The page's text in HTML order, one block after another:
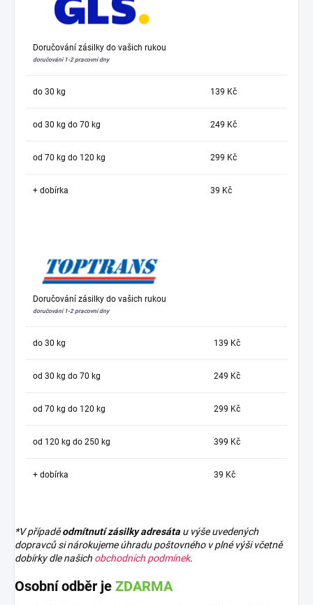
Doručování zásilky do vašich rukou
doručování 1-2 pracovní dny
do 30 kg 139 Kč
od 30 kg do 70 kg 249 Kč
od 70 kg do 120 kg 299 Kč
+ dobírka 39 Kč
Doručování zásilky do vašich rukou
doručování 1-2 pracovní dny
do 30 kg 139 Kč
od 30 kg do 70 kg 249 Kč
od 70 kg do 120 kg 299 Kč
od 120 kg do 250 kg 399 Kč
+ dobírka 39 Kč
*V případěodmítnutí zásilky adresáta u výše uvedených
dopravců si nárokujeme úhradu poštovného v plné výši včetně
dobírky dle našich obchodních podmínek.
Osobní odběr je ZDARMA